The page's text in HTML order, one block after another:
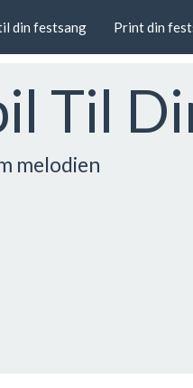
din festsang Print din
Til
melodien